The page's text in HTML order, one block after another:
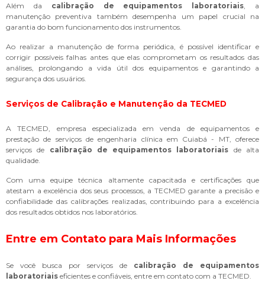
Além da calibração de equipamentos laboratoriais , a
manutenção preventiva também desempenha um papel crucial na
garantia do bom funcionamento dos instrumentos.
Ao realizar a manutenção de forma periódica, é possível identificar e
corrigir possíveis falhas antes que elas comprometam os resultados das
análises, prolongando a vida útil dos equipamentos e garantindo a
segurança dos usuários.
Serviços de Calibração e Manutenção da TECMED
A TECMED, empresa especializada em venda de equipamentos e
prestação de serviços de engenharia clínica em Cuiabá - MT, oferece
serviços de calibração de equipamentos laboratoriais de alta
qualidade.
Com uma equipe técnica altamente capacitada e certificações que
atestam a excelência dos seus processos, a TECMED garante a precisão e
confiabilidade das calibrações realizadas, contribuindo para a excelência
dos resultados obtidos nos laboratórios.
Entre em Contato para Mais Informações
Se você busca por serviços de calibração de equipamentos
laboratoriais eficientes e confiáveis, entre em contato com a TECMED.